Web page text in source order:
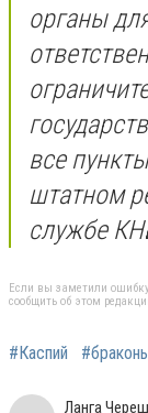
органы
все
штатном
службе
Если вы заметили
сообщить об этом
#Каспий
Ланга